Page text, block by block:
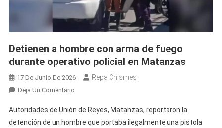
Detienen a hombre con arma de fuego
durante operativo policial en Matanzas
17 De Junio De 2026 Repa Chismes
Deja Un ComentarioEn
A
Hombre
Autoridades de Unión de Reyes, Matanzas, reportaron la
detención de un hombre que portaba ilegalmente una pistola